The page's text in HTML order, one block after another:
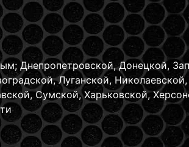
УЗНАТЬ СТОИМОСТЬ
или отправьте фото